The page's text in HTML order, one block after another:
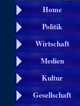
Home
Politik
Wirtschaft
Medien
Kultur
Gesellschaft